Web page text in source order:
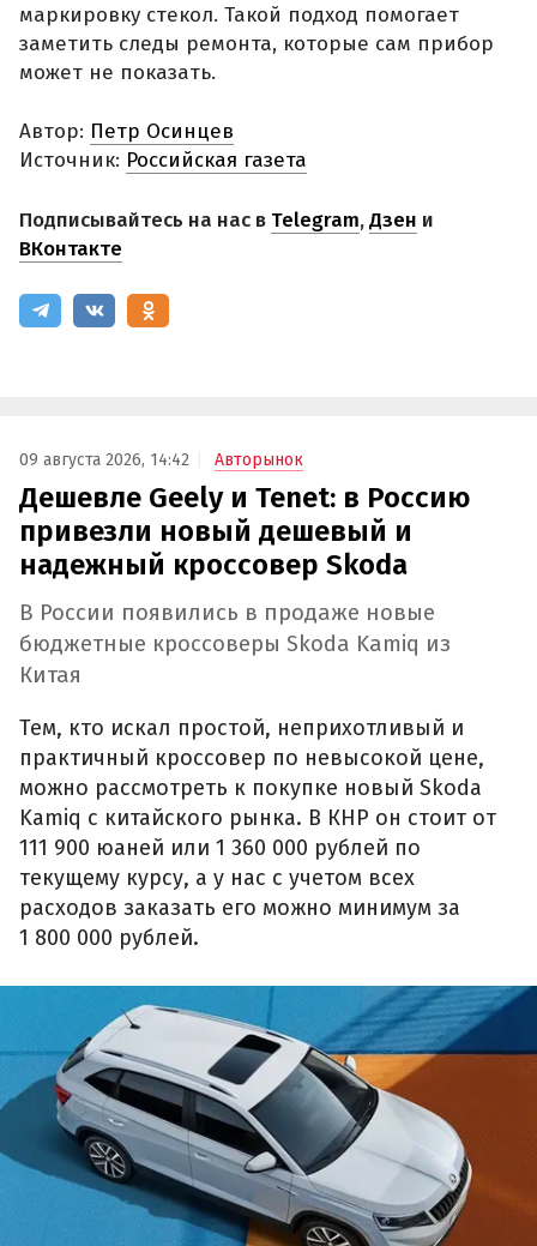
маркировку стекол. Такой подход помогает
заметить следы ремонта, которые сам прибор
может не показать.
Автор: Петр Осинцев
Источник: Российская газета
Подписывайтесь на нас в Telegram,Дзен и
ВКонтакте
09 августа 2026, 14:42 Авторынок
Дешевле Geely и Tenet: в Россию
привезли новый дешевый и
надежный кроссовер Skoda
В России появились в продаже новые
бюджетные кроссоверы Skoda Kamiq из
Китая
Тем, кто искал простой, неприхотливый и
практичный кроссовер по невысокой цене,
можно рассмотреть к покупке новый Skoda
Kamiq с китайского рынка. В КНР он стоит от
111 900 юаней или 1 360 000 рублей по
текущему курсу, а у нас с учетом всех
расходов заказать его можно минимум за
1 800 000 рублей.